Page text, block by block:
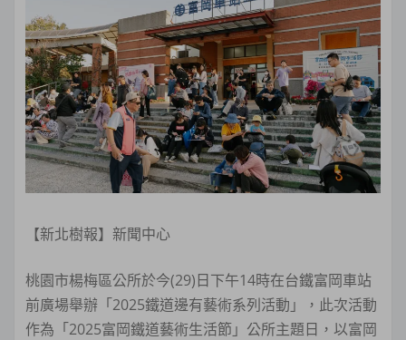
【新北樹報】新聞中心
桃園市楊梅區公所於今(29)日下午14時在台鐵富岡車站
前廣場舉辦「2025鐵道邊有藝術系列活動」，此次活動
作為「2025富岡鐵道藝術生活節」公所主題日，以富岡